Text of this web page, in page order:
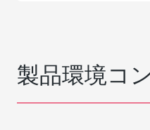
製品環境コ